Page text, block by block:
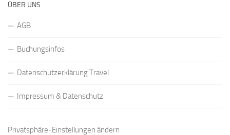
ÜBER UNS
AGB
Buchungsinfos
Datenschutzerklärung Travel
Impressum & Datenschutz
Privatsphäre-Einstellungen ändern